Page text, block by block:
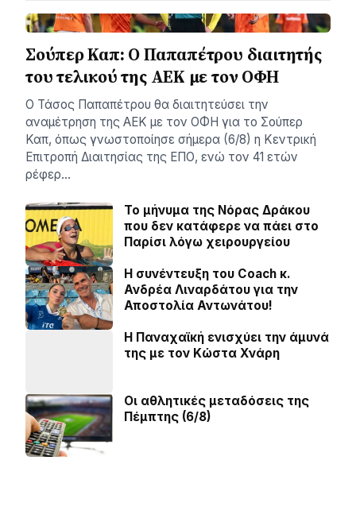
Σούπερ Καπ: Ο Παπαπέτρου διαιτητής
του τελικού της ΑΕΚ με τον ΟΦΗ
Ο Τάσος Παπαπέτρου θα διαιτητεύσει την
αναμέτρηση της ΑΕΚ με τον ΟΦΗ για το Σούπερ
Καπ, όπως γνωστοποίησε σήμερα (6/8) η Κεντρική
Επιτροπή Διαιτησίας της ΕΠΟ, ενώ τον 41 ετών
ρέφερ…
Το μήνυμα της Νόρας Δράκου
που δεν κατάφερε να πάει στο
Παρίσι λόγω χειρουργείου
H συνέντευξη του Coach κ.
Ανδρέα Λιναρδάτου για την
Αποστολία Αντωνάτου!
Η Παναχαϊκή ενισχύει την άμυνά
της με τον Κώστα Χνάρη
Οι αθλητικές μεταδόσεις της
Πέμπτης (6/8)